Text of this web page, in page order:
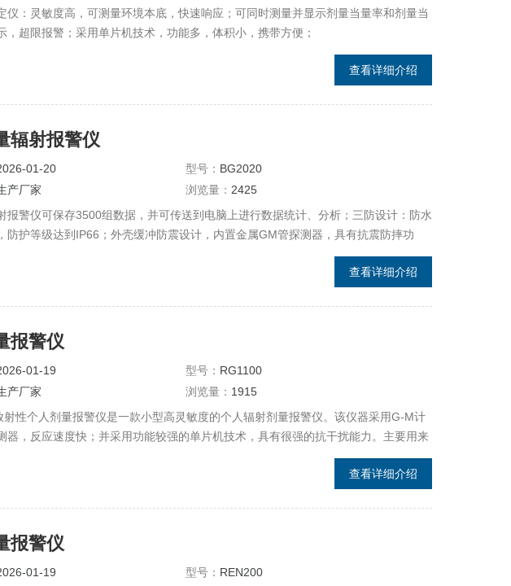
仪：灵敏度高，可测量环境本底，快速响应；可同时测量并显示剂量当量率和剂量当
，超限报警；采用单片机技术，功能多，体积小，携带方便；
查看详细介绍
辐射报警仪
01-20 型号： BG2020
产厂家 浏览量： 2425
报警仪可保存3500组数据，并可传送到电脑上进行数据统计、分析；三防设计：防水
防护等级达到IP66；外壳缓冲防震设计，内置金属GM管探测器，具有抗震防摔功
查看详细介绍
报警仪
01-19 型号： RG1100
产厂家 浏览量： 1915
射性个人剂量报警仪是一款小型高灵敏度的个人辐射剂量报警仪。该仪器采用G-M计
器，反应速度快；并采用功能较强的单片机技术，具有很强的抗干扰能力。主要用来
γ射线，在测量范围内，可任意设定报警阈值，当达到报警阈值时，发出警报及时提醒
查看详细介绍
报警仪
01-19 型号： REN200